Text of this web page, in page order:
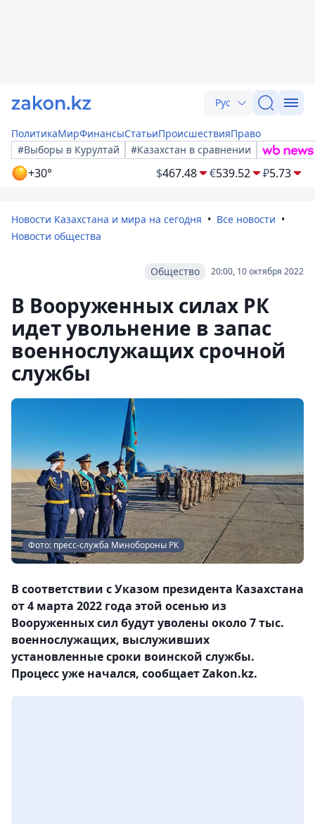
Рус
ПолитикаМирФинансыСтатьиПроисшествияПраво
#Выборы в Курултай
#Казахстан в сравнении
+30° $467.48 €539.52 ₽5.73
Новости Казахстана и мира на сегодня
Все новости
Новости общества
20:00, 10 октября 2022
Общество
В Вооруженных силах РК
идет увольнение в запас
военнослужащих срочной
службы
Фото: пресс-служба Минобороны РК
В соответствии с Указом президента Казахстана
от 4 марта 2022 года этой осенью из
Вооруженных сил будут уволены около 7 тыс.
военнослужащих, выслуживших
установленные сроки воинской службы.
Процесс уже начался, сообщает Zakon.kz.